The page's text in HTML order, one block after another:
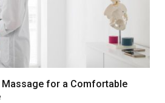
Massage for a Comfortable